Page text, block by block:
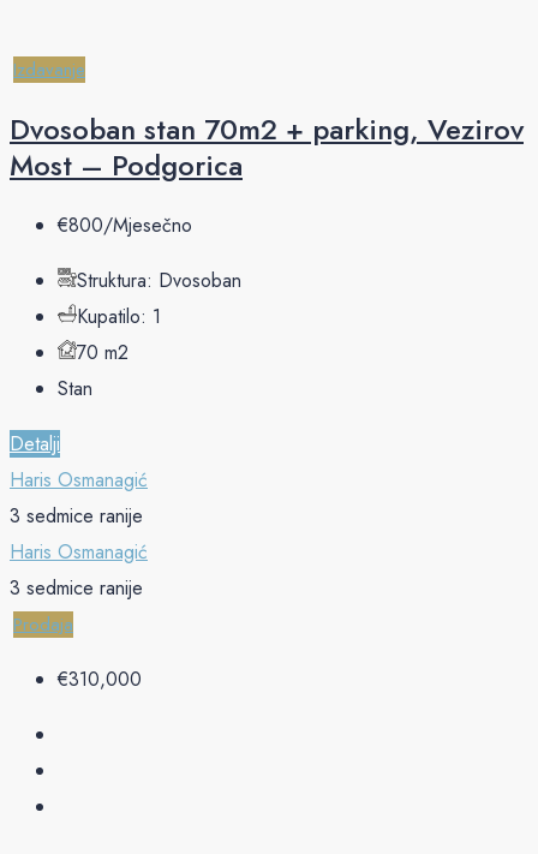
Izdavanje
Dvosoban stan 70m2 + parking, Vezirov
Most – Podgorica
€‎800/Mjesečno
Struktura: Dvosoban
Kupatilo: 1
70 m2
Stan
Detalji
Haris Osmanagić
3 sedmice ranije
Haris Osmanagić
3 sedmice ranije
Prodaja
€‎310,000